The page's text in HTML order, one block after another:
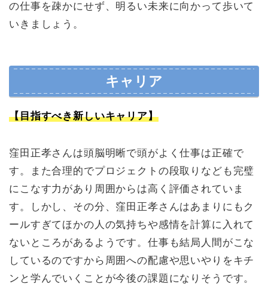
の仕事を疎かにせず、明るい未来に向かって歩いて
いきましょう。
キャリア
【目指すべき新しいキャリア】
窪田正孝さんは頭脳明晰で頭がよく仕事は正確で
す。また合理的でプロジェクトの段取りなども完璧
にこなす力があり周囲からは高く評価されていま
す。しかし、その分、窪田正孝さんはあまりにもク
ールすぎてほかの人の気持ちや感情を計算に入れて
ないところがあるようです。仕事も結局人間がこな
しているのですから周囲への配慮や思いやりをキチ
ンと学んでいくことが今後の課題になりそうです。